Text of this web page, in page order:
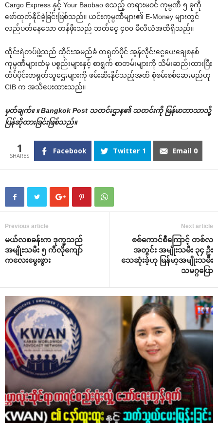
Cargo Express နှင့် Your Baobao စသည့် တရားမဝင် ကုမ္ပဏီ ၅ ခုကို
ဖော်ထုတ်နိုင်ခဲ့ခြင်းဖြစ်သည်။ ယင်းကုမ္ပဏီများ၏ E-Money များတွင်
လည်ပတ်နေသော တန်ဖိုးသည် ဘတ်ငွေ ၄၀၀ မီလီယံအထိရှိသည်။
ထိုင်းရဲတပ်ဖွဲ့သည် ထိုင်းအမည်ခံ တရုတ်ပိုင် အွန်လိုင်းငွေပေးချေစနစ်
ကုမ္ပဏီများထံမှ ပစ္စည်းများနှင့် စာရွက် စာတမ်းများကို သိမ်းဆည်းထားပြီး
ထိပ်ပိုင်းတရုတ်သူဌေးများကို ဖမ်းဆီးနိုင်သည့်အထိ စုံစမ်းစစ်ဆေးမည်ဟု
CIB က အသိပေးထားသည်။
မှတ်ချက်။ ။ Bangkok Post သတင်းဌာန၏ သတင်းကို မြန်မာဘာသာသို့
ပြန်ဆိုထားခြင်းဖြစ်သည်။
1 Facebook Twitter 1 Email 0
Previous article
မယ်လစခန်းက ဒုက္ခသည်
အမျိုးသမီး ၅ ကီလိုကျော်
ကလေးမွေးဖွား
Next article
စစ်ကောင်စီကြောင့် တစ်လ
အတွင်း အမျိုးသမီး ၃၄ ဦး
သေဆုံးခဲ့ဟု မြန်မာ့အမျိုးသမီး
သမဂ္ဂပြော